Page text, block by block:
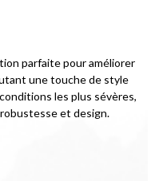
parfaite pour améliorer
une touche de style
les plus sévères,
et design.